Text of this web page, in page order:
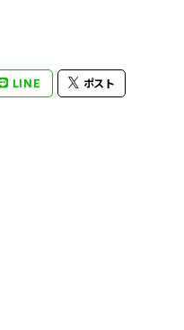
LINE ポスト